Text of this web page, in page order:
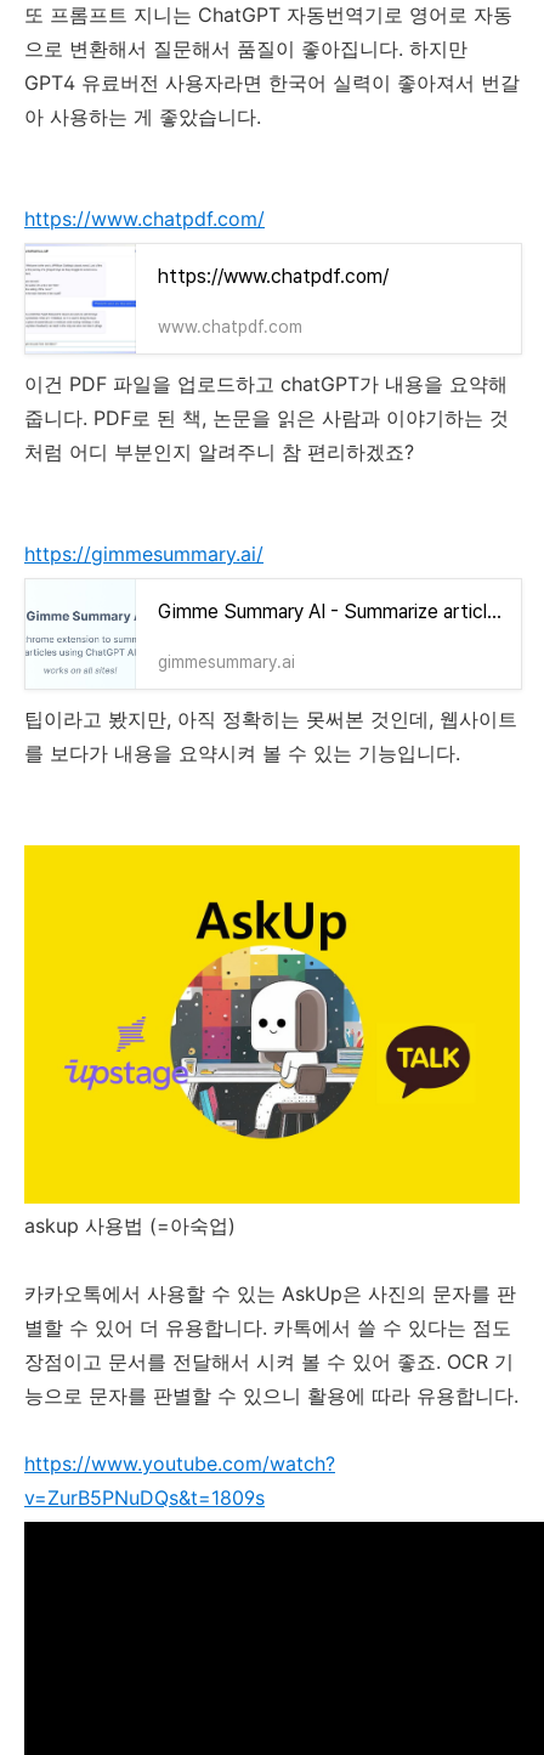
또 프롬프트 지니는 ChatGPT 자동번역기로 영어로 자동
으로 변환해서 질문해서 품질이 좋아집니다. 하지만
GPT4 유료버전 사용자라면 한국어 실력이 좋아져서 번갈
아 사용하는 게 좋았습니다.
https://www.chatpdf.com/
https://www.chatpdf.com/
www.chatpdf.com
이건 PDF 파일을 업로드하고 chatGPT가 내용을 요약해
줍니다. PDF로 된 책, 논문을 읽은 사람과 이야기하는 것
처럼 어디 부분인지 알려주니 참 편리하겠죠?
https://gimmesummary.ai/
Gimme Summary AI - Summarize articles using ChatGPT AI
gimmesummary.ai
팁이라고 봤지만, 아직 정확히는 못써본 것인데, 웹사이트
를 보다가 내용을 요약시켜 볼 수 있는 기능입니다.
askup 사용법 (=아숙업)
카카오톡에서 사용할 수 있는 AskUp은 사진의 문자를 판
별할 수 있어 더 유용합니다. 카톡에서 쓸 수 있다는 점도
장점이고 문서를 전달해서 시켜 볼 수 있어 좋죠. OCR 기
능으로 문자를 판별할 수 있으니 활용에 따라 유용합니다.
https://www.youtube.com/watch?
v=ZurB5PNuDQs&t=1809s